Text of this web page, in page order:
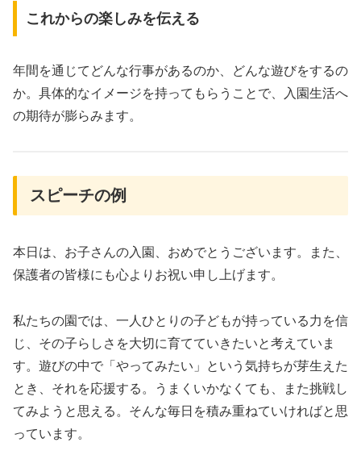
これからの楽しみを伝える
年間を通じてどんな行事があるのか、どんな遊びをするの
か。具体的なイメージを持ってもらうことで、入園生活へ
の期待が膨らみます。
スピーチの例
本日は、お子さんの入園、おめでとうございます。また、
保護者の皆様にも心よりお祝い申し上げます。
私たちの園では、一人ひとりの子どもが持っている力を信
じ、その子らしさを大切に育てていきたいと考えていま
す。遊びの中で「やってみたい」という気持ちが芽生えた
とき、それを応援する。うまくいかなくても、また挑戦し
てみようと思える。そんな毎日を積み重ねていければと思
っています。